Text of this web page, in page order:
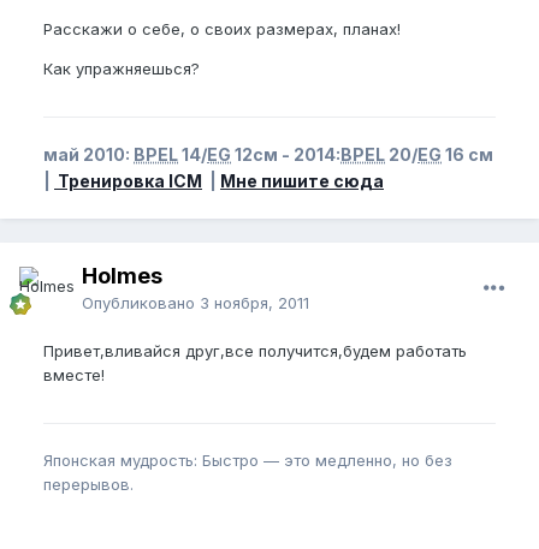
Расскажи о себе, о своих размерах, планах!
Как упражняешься?
май 2010: BPEL14/EG 12см - 2014:BPEL 20/EG 16 см
Тренировка ICM Мне пишите сюда
Holmes
Опубликовано 3 ноября, 2011
Привет,вливайся друг,все получится,будем работать
вместе!
Японская мудрость: Быстро — это медленно, но без
перерывов.